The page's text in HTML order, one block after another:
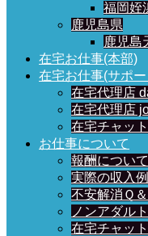
福岡姪
鹿児島県
鹿児島
在宅お仕事(本部)
在宅お仕事(サポ
在宅代理店
在宅代理店
在宅チャッ
お仕事について
報酬について
実際の収入例
不安解消Ｑ＆
ノンアダル
在宅チャッ